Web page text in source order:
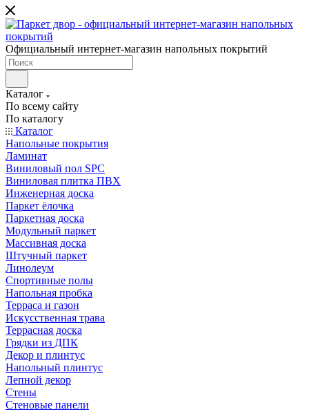
Официальный интернет-магазин напольных покрытий
Каталог
По всему сайту
По каталогу
Каталог
Напольные покрытия
Ламинат
Виниловый пол SPC
Виниловая плитка ПВХ
Инженерная доска
Паркет ёлочка
Паркетная доска
Модульный паркет
Массивная доска
Штучный паркет
Линолеум
Спортивные полы
Напольная пробка
Терраса и газон
Искусственная трава
Террасная доска
Грядки из ДПК
Декор и плинтус
Напольный плинтус
Лепной декор
Стены
Стеновые панели